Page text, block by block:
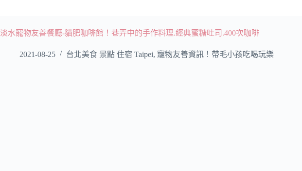
淡水寵物友善餐廳-貓肥咖啡館！巷弄中的手作料理.經典蜜糖吐司.400次咖啡
2021-08-25 台北美食 景點 住宿 Taipei, 寵物友善資訊！帶毛小孩吃喝玩樂